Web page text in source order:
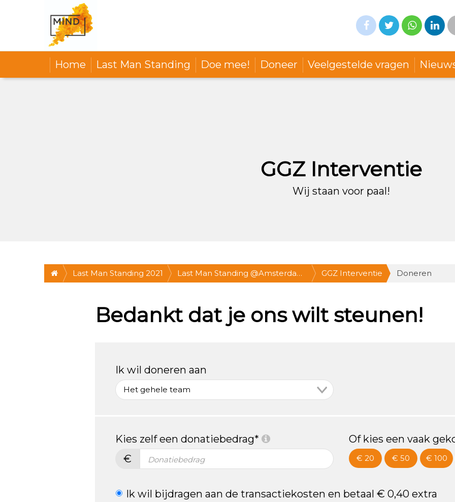
Home Last Man Standing Doe mee! Doneer Veelgestelde vragen
GGZ Interventie
Wij staan voor paal!
Last Man Standing 2021
Last Man Standing @Amsterdam
mee!
GGZ Interventie Doneren
Bedankt dat je ons wilt steunen!
Ik wil doneren aan
Kies zelf een donatiebedrag*
€
Of kies een vaak
€ 20 € 50 € 100
Ik wil bijdragen aan de transactiekosten en betaal € 0,40 extra